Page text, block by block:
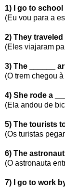
1) I go to school
(Eu vou para a
2) They
(Eles viajaram
3) The ______
(O trem chegou
4) She rode a
(Ela andou de
5) The tourists
(Os turistas
6) The
(O astronauta
7) I go to work